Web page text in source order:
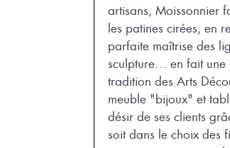
artisans, Moissonnier
les patines cirées, en
parfaite maîtrise des
sculpture… en fait une
tradition des Arts
meuble "bijoux" et
désir de ses clients
soit dans le choix des